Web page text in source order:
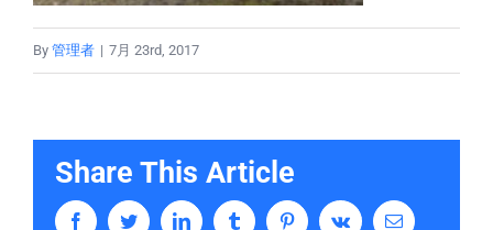
By 管理者 | 7月 23rd, 2017
Share This Article
FacebookTwitterLinkedIn Tumblr PinterestVk Email